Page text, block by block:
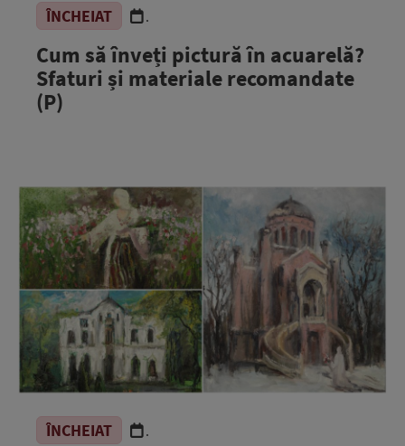
ÎNCHEIAT .
Cum să înveți pictură în acuarelă?
Sfaturi și materiale recomandate
(P)
ÎNCHEIAT .